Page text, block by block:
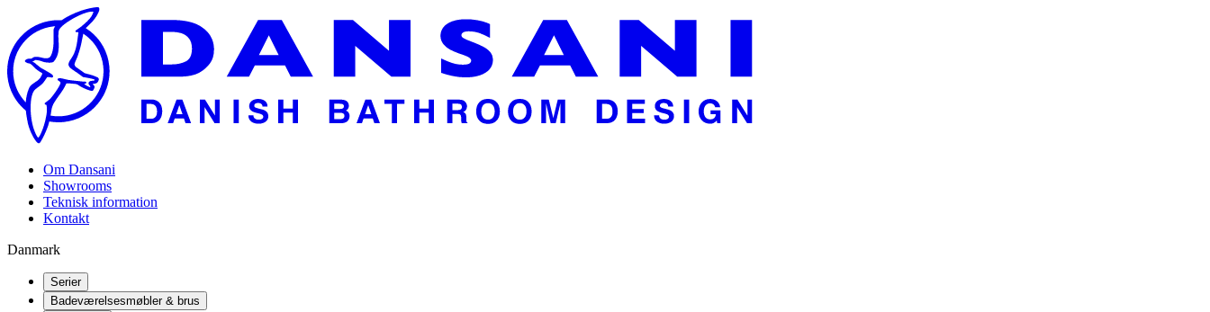
Om Dansani
Showrooms
Teknisk information
Kontakt
Danmark
Serier
Badeværelsesmøbler & brus